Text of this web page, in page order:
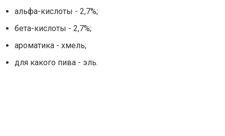
альфа-кислоты - 2,7%;
бета-кислоты - 2,7%;
ароматика - хмель;
для какого пива - эль.